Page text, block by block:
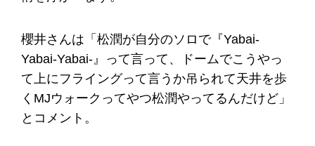
櫻井さんは「松潤が自分のソロで『Yabai-
Yabai-Yabai-』って言って、ドームでこうやっ
て上にフライングって言うか吊られて天井を歩
くMJウォークってやつ松潤やってるんだけど」
とコメント。